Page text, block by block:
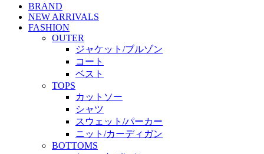
BRAND
NEW ARRIVALS
FASHION
OUTER
ジャケット/ブルゾン
コート
ベスト
TOPS
カットソー
シャツ
スウェット/パーカー
ニット/カーディガン
BOTTOMS